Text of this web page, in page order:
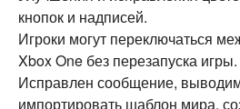
кнопок и надписей.
Игроки могут переключаться
Xbox One без перезапуска игры.
Исправлен сообщение,
импортировать шаблон мира,